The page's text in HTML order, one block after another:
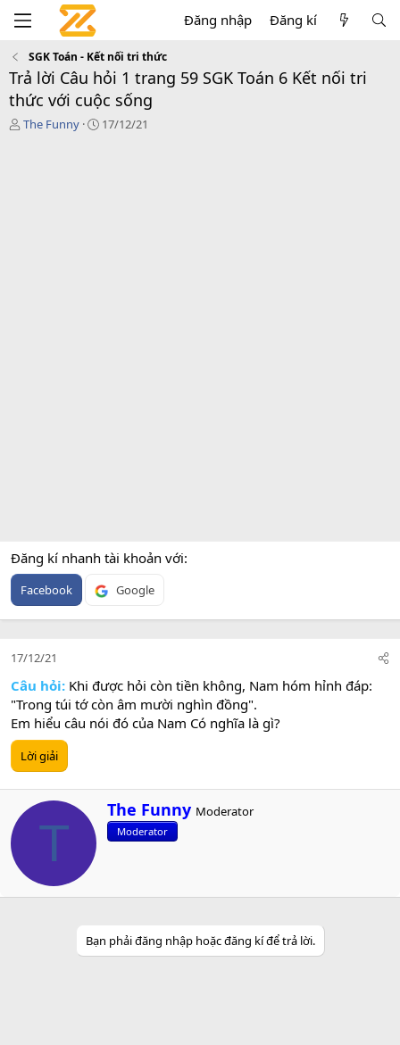
Đăng nhập Đăng kí
SGK Toán - Kết nối tri thức
Trả lời Câu hỏi 1 trang 59 SGK Toán 6 Kết nối tri
thức với cuộc sống
T
The Funny
C17/12/21
Đăng kí nhanh tài khoản với
Facebook Google
17/12/21
Câu hỏi: Khi được hỏi còn tiền không, Nam hóm hỉnh đáp:
"Trong túi tớ còn âm mười nghìn đồng".
Em hiểu câu nói đó của Nam Có nghĩa là gì?
Lời giải
T
W
r
i
n
The Funny Moderator
Moderator
Bạn phải đăng nhập hoặc đăng kí để trả lời.